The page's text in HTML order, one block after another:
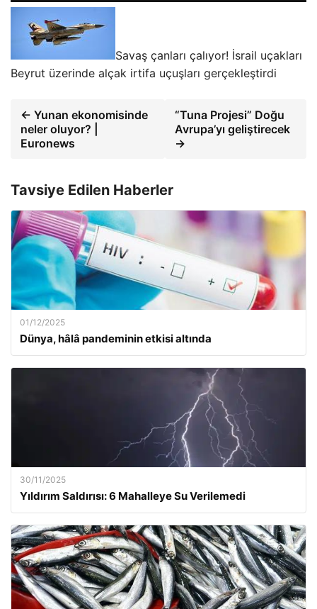
Savaş çanları çalıyor! İsrail uçakları
Beyrut üzerinde alçak irtifa uçuşları gerçekleştirdi
← Yunan ekonomisinde
neler oluyor? |
Euronews
“Tuna Projesi” Doğu
Avrupa’yı geliştirecek
→
Tavsiye Edilen Haberler
01/12/2025
Dünya, hâlâ pandeminin etkisi altında
30/11/2025
Yıldırım Saldırısı: 6 Mahalleye Su Verilemedi